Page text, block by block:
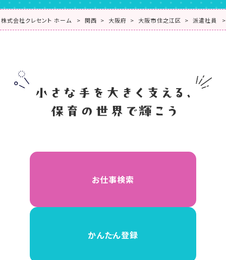
株式会社クレセント ホーム 関西 大阪府 大阪市住之江区 派遣社員
お仕事検索
かんたん登録